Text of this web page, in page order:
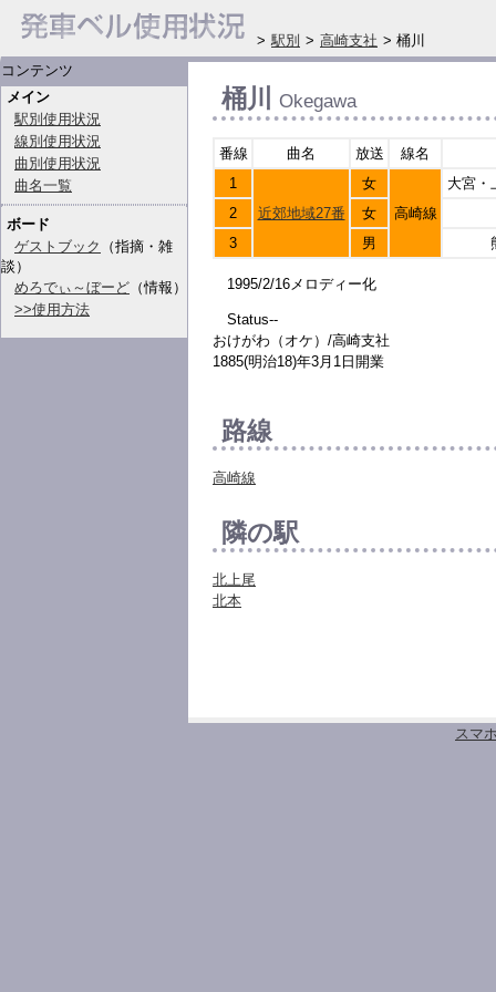
コンテンツ
メイン
駅別使用状況
線別使用状況
曲別使用状況
曲名一覧
ボード
ゲストブック
（指摘・雑
談）
めろでぃ～ぼーど （情報）
>>使用方法
桶川 Okegawa
番線 曲名 放送
線名
1
近郊地域27番
女
高崎線
大宮・
2
女
3
男
1995/2/16メロディー化
Status--
おけがわ（オケ）/高崎支社
1885(明治18)年3月1日開業
路線
高崎線
隣の駅
北上尾
北本
スマ
> 駅別 > 高崎支社 > 桶川